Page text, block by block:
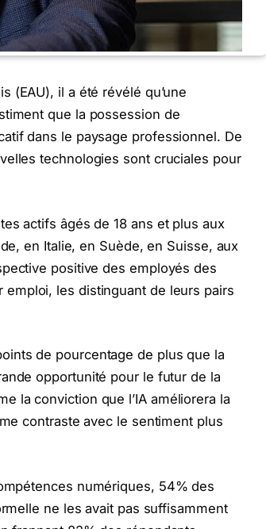
(EAU), il a été révélé qu’une
que la possession de
dans le paysage professionnel. De
technologies sont cruciales pour
actifs âgés de 18 ans et plus aux
en Italie, en Suède, en Suisse, aux
positive des employés des
emploi, les distinguant de leurs pairs
de pourcentage de plus que la
opportunité pour le futur de la
la conviction que l’IA améliorera la
contraste avec le sentiment plus
numériques, 54% des
ne les avait pas suffisamment